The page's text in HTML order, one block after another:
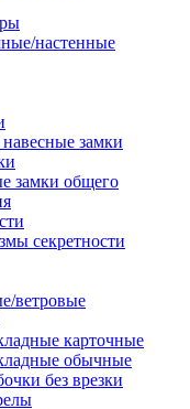
настенные
замки
замки общего
секретности
ветровые
карточные
обычные
без врезки